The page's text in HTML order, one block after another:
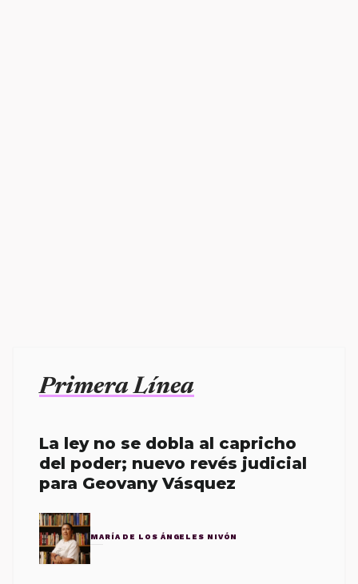
Primera Línea
La ley no se dobla al capricho
del poder; nuevo revés judicial
para Geovany Vásquez
MARÍA DE LOS ÁNGELES NIVÓN